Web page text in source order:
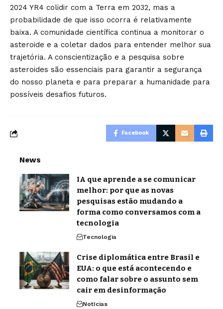
2024 YR4 colidir com a Terra em 2032, mas a
probabilidade de que isso ocorra é relativamente
baixa. A comunidade científica continua a monitorar o
asteroide e a coletar dados para entender melhor sua
trajetória. A conscientização e a pesquisa sobre
asteroides são essenciais para garantir a segurança
do nosso planeta e para preparar a humanidade para
possíveis desafios futuros.
Facebook
News
IA que aprende a se comunicar
melhor: por que as novas
pesquisas estão mudando a
forma como conversamos com a
tecnologia
Tecnologia
Crise diplomática entre Brasil e
EUA: o que está acontecendo e
como falar sobre o assunto sem
cair em desinformação
Notícias